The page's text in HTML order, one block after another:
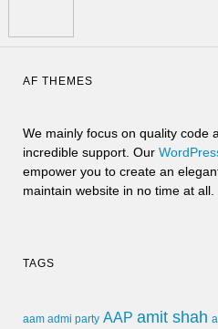
AF THEMES
We mainly focus on quality code
incredible support. Our
empower you to create an
maintain website in no time at all.
TAGS
aam admi party AAP amit shah